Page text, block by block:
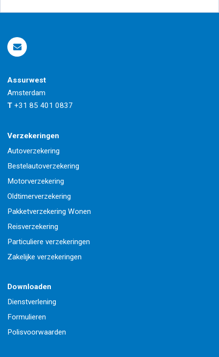
Assurwest
Amsterdam
T +31 85 401 0837
Verzekeringen
Autoverzekering
Bestelautoverzekering
Motorverzekering
Oldtimerverzekering
Pakketverzekering Wonen
Reisverzekering
Particuliere verzekeringen
Zakelijke verzekeringen
Downloaden
Dienstverlening
Formulieren
Polisvoorwaarden